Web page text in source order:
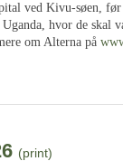
ved Kivu-søen,
hvor de skal
om Alterna på
(print)